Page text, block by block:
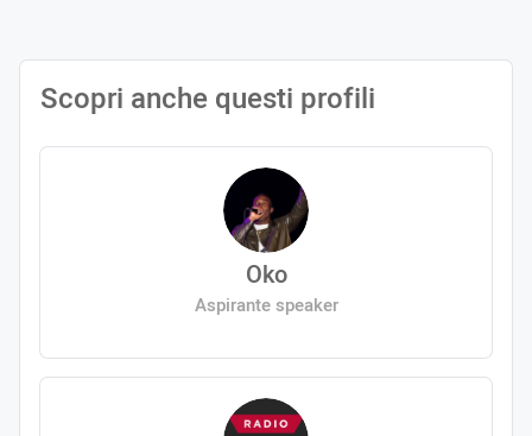
Scopri anche questi profili
Oko
Aspirante speaker